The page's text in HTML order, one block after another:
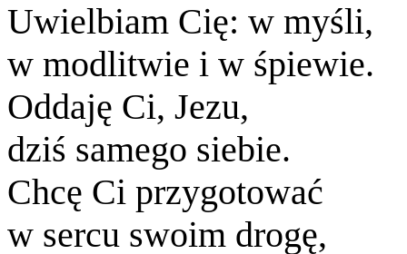
Uwielbiam Cię: w myśli,
w modlitwie i w śpiewie.
Oddaję Ci, Jezu,
dziś samego siebie.
Chcę Ci przygotować
w sercu swoim drogę,